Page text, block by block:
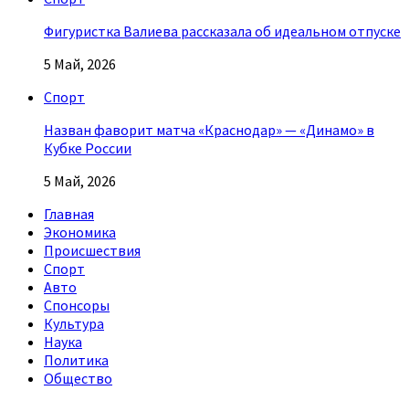
Фигуристка Валиева рассказала об идеальном отпуске
5 Май, 2026
Спорт
Назван фаворит матча «Краснодар» — «Динамо» в
Кубке России
5 Май, 2026
Главная
Экономика
Происшествия
Спорт
Авто
Спонсоры
Культура
Наука
Политика
Общество